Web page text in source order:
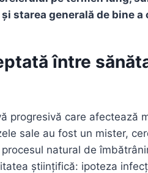
starea generală de bine a
între
progresivă care afectează
sale au fost un mister,
natural de
științifică: ipoteza